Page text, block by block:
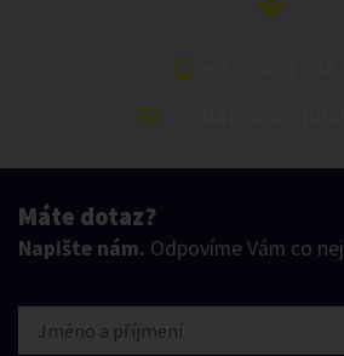
Máte dotaz?
Napište nám. Odpovíme Vám co